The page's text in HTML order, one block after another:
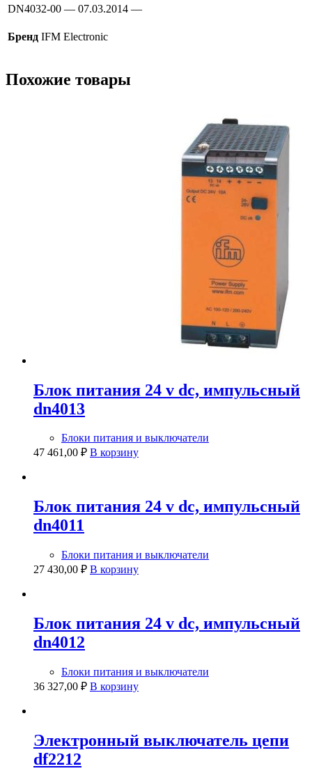
DN4032-00 — 07.03.2014 —
Бренд IFM Electronic
Похожие товары
Блок питания 24 v dc, импульсный
dn4013
Блоки питания и выключатели
47 461,00 ₽ В корзину
Блок питания 24 v dc, импульсный
dn4011
Блоки питания и выключатели
27 430,00 ₽ В корзину
Блок питания 24 v dc, импульсный
dn4012
Блоки питания и выключатели
36 327,00 ₽ В корзину
Электронный выключатель цепи
df2212